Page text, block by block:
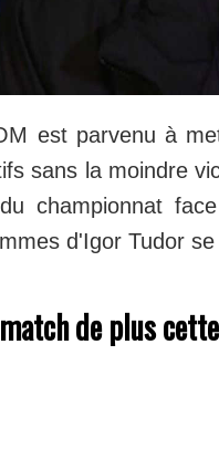
est parvenu à
sans la moindre
championnat
d'Igor Tudor
de plus